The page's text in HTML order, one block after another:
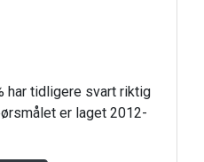
har tidligere svart riktig
er laget 2012-